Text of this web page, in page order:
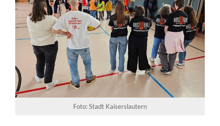
Foto: Stadt Kaiserslautern